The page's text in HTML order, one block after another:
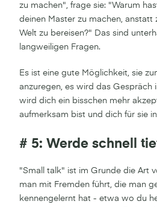
zu machen", frage sie: "Warum
deinen Master zu machen, anstatt
Welt zu bereisen?" Das sind
langweiligen Fragen.
Es ist eine gute Möglichkeit, sie
anzuregen, es wird das Gespräch
wird dich ein bisschen mehr
aufmerksam bist und dich für sie
# 5: Werde schnell
"Small talk" ist im Grunde die Art
man mit Fremden führt, die man
kennengelernt hat - etwa wo du